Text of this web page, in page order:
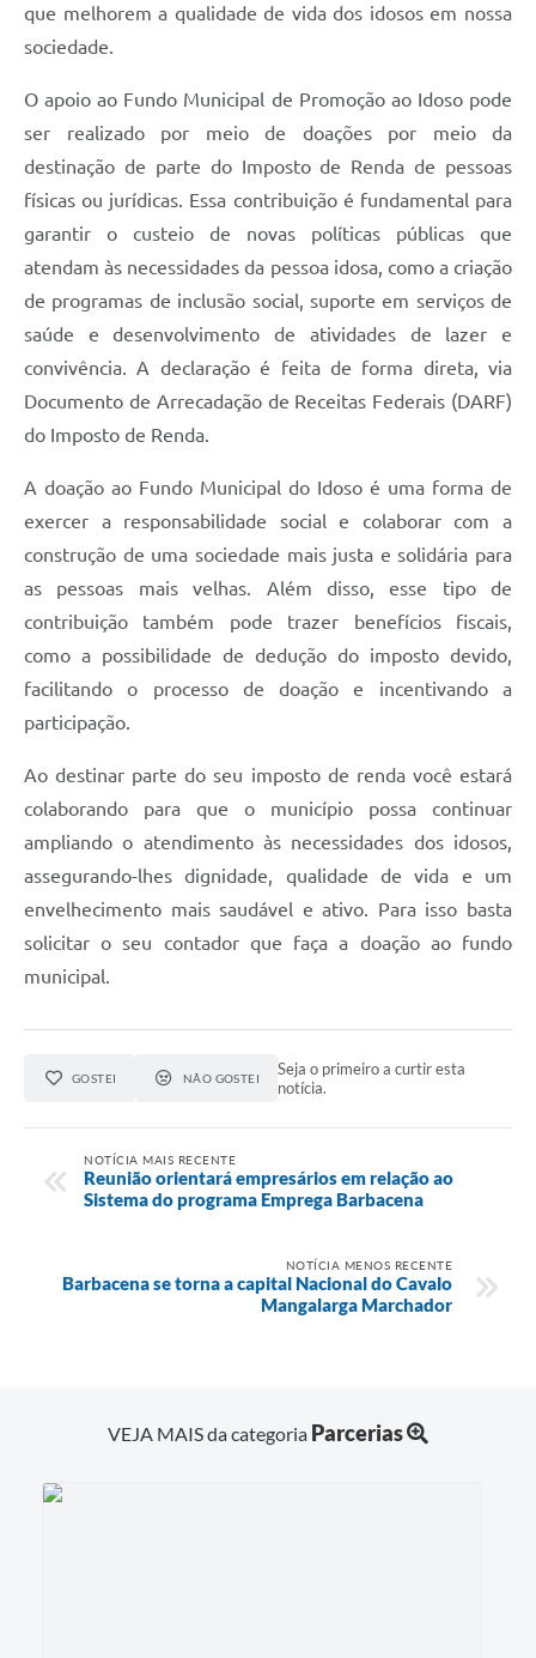
Regularização de bairros
Carta de Serviços
Arquivos para Download
Telefones Úteis
Transparência
SIC
que melhorem a qualidade de vida dos idosos em nossa
sociedade.
O apoio ao Fundo Municipal de Promoção ao Idoso pode
ser realizado por meio de doações por meio da
destinação de parte do Imposto de Renda de pessoas
físicas ou jurídicas. Essa contribuição é fundamental para
garantir o custeio de novas políticas públicas que
atendam às necessidades da pessoa idosa, como a criação
de programas de inclusão social, suporte em serviços de
saúde e desenvolvimento de atividades de lazer e
convivência. A declaração é feita de forma direta, via
Documento de Arrecadação de Receitas Federais (DARF)
do Imposto de Renda.
A doação ao Fundo Municipal do Idoso é uma forma de
exercer a responsabilidade social e colaborar com a
construção de uma sociedade mais justa e solidária para
as pessoas mais velhas. Além disso, esse tipo de
contribuição também pode trazer benefícios fiscais,
como a possibilidade de dedução do imposto devido,
facilitando o processo de doação e incentivando a
participação.
Ao destinar parte do seu imposto de renda você estará
colaborando para que o município possa continuar
ampliando o atendimento às necessidades dos idosos,
assegurando-lhes dignidade, qualidade de vida e um
envelhecimento mais saudável e ativo. Para isso basta
solicitar o seu contador que faça a doação ao fundo
municipal.
GOSTEI NÃO GOSTEI
Seja o primeiro a curtir esta
notícia.
NOTÍCIA MAIS RECENTE
Reunião orientará empresários em relação ao
Sistema do programa Emprega Barbacena
NOTÍCIA MENOS RECENTE
Barbacena se torna a capital Nacional do Cavalo
Mangalarga Marchador
VEJA MAIS da categoria Parcerias